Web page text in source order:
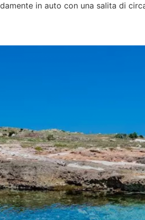
in auto con una salita di